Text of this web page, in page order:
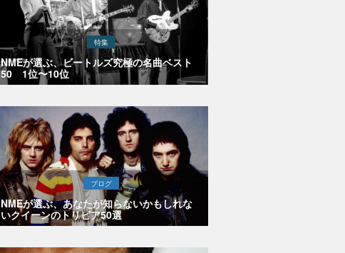
特集
NMEが選ぶ、ビートルズ究極の名曲ベスト
50 1位〜10位
ブログ
NMEが選ぶ、あなたが知らないかもしれな
いクイーンのトリビア50選